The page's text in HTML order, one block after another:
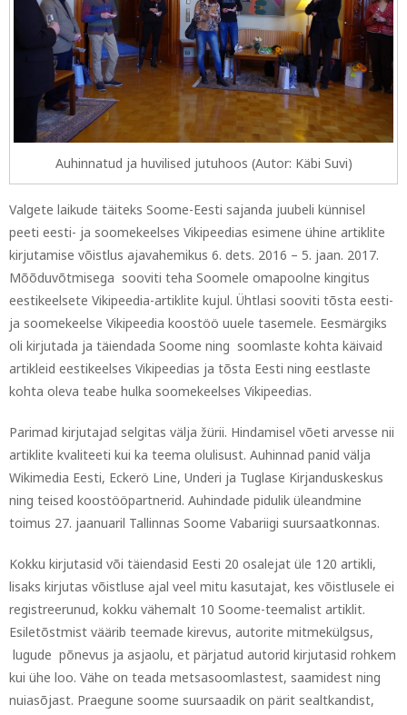
Auhinnatud ja huvilised jutuhoos (Autor: Käbi Suvi)
Valgete laikude täiteks Soome-Eesti sajanda juubeli künnisel
peeti eesti- ja soomekeelses Vikipeedias esimene ühine artiklite
kirjutamise võistlus ajavahemikus 6. dets. 2016 – 5. jaan. 2017.
Mõõduvõtmisega sooviti teha Soomele omapoolne kingitus
eestikeelsete Vikipeedia-artiklite kujul. Ühtlasi sooviti tõsta eesti-
ja soomekeelse Vikipeedia koostöö uuele tasemele. Eesmärgiks
oli kirjutada ja täiendada Soome ning soomlaste kohta käivaid
artikleid eestikeelses Vikipeedias ja tõsta Eesti ning eestlaste
kohta oleva teabe hulka soomekeelses Vikipeedias.
Parimad kirjutajad selgitas välja žürii. Hindamisel võeti arvesse nii
artiklite kvaliteeti kui ka teema olulisust. Auhinnad panid välja
Wikimedia Eesti, Eckerö Line, Underi ja Tuglase Kirjanduskeskus
ning teised koostööpartnerid. Auhindade pidulik üleandmine
toimus 27. jaanuaril Tallinnas Soome Vabariigi suursaatkonnas.
Kokku kirjutasid või täiendasid Eesti 20 osalejat üle 120 artikli,
lisaks kirjutas võistluse ajal veel mitu kasutajat, kes võistlusele ei
registreerunud, kokku vähemalt 10 Soome-teemalist artiklit.
Esiletõstmist väärib teemade kirevus, autorite mitmekülgsus,
lugude põnevus ja asjaolu, et pärjatud autorid kirjutasid rohkem
kui ühe loo. Vähe on teada metsasoomlastest, saamidest ning
nuiasõjast. Praegune soome suursaadik on pärit sealtkandist,